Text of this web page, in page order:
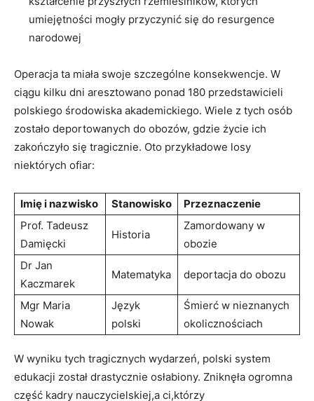
umiejętności mogły przyczynić się‍ do resurgence
narodowej
Operacja ta‌ miała swoje szczególne konsekwencje. ‌W
ciągu kilku dni aresztowano ponad ‍180 przedstawicieli
polskiego środowiska akademickiego. Wiele z tych osób
zostało deportowanych do ​obozów, gdzie życie ich
zakończyło się‍ tragicznie. Oto przykładowe losy⁢
niektórych ofiar:
Imię i nazwisko Stanowisko
Przeznaczenie
Prof.⁤ Tadeusz
Damięcki
Historia
Zamordowany w
obozie
Dr Jan
Kaczmarek
Matematyka deportacja do obozu
Mgr Maria
Nowak
Język⁢
polski
Śmierć w nieznanych
okolicznościach
W wyniku ⁣tych tragicznych wydarzeń, polski system
edukacji został drastycznie ⁢osłabiony. Zniknęła ogromna
część kadry⁤ nauczycielskiej,a ci,którzy